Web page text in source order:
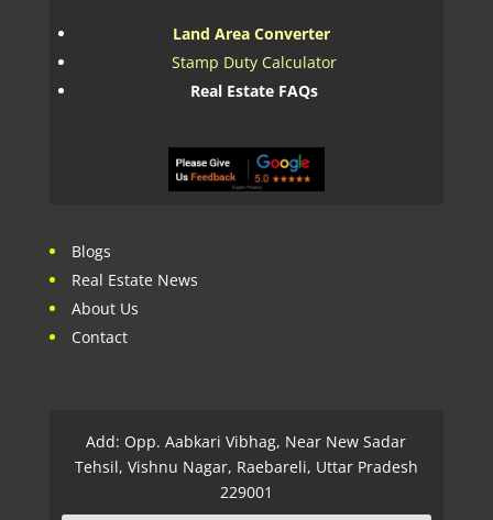
Land Area Converter
Stamp Duty Calculator
Real Estate FAQs
Blogs
Real Estate News
About Us
Contact
Add: Opp. Aabkari Vibhag, Near New Sadar
Tehsil, Vishnu Nagar, Raebareli, Uttar Pradesh
229001